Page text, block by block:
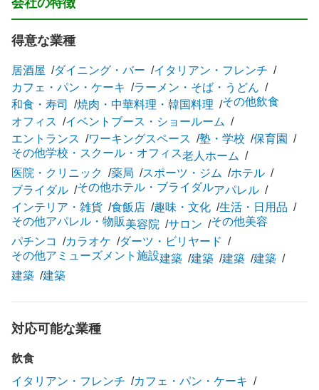
会社の特徴
得意な業種
居酒屋 ダイニング・バー
イタリアン・フレンチ
カフェ・パン・ケーキ
ラーメン・そば・うどん
和食・寿司
焼肉・中華料理・韓国料理
その他飲食
オフィス
イベントブース・ショールーム
エントランス
ワーキングスペース 塾・学校
保育園
その他学校・スクール・オフィス老人ホーム
医院・クリニック
薬局 スポーツ・ジム
ホテル
ブライダル
その他ホテル・ブライダルアパレル
インテリア・雑貨
食飯店 趣味・文化
生活・日用品
その他アパレル・物販美容院 サロン
その他美容
パチンコ
カラオケ
ダーツ・ビリヤード
その他アミューズメント施設建築 建築 建築
建築
建築
建築
対応可能な業種
飲食
イタリアン・フレンチ
カフェ・パン・ケーキ